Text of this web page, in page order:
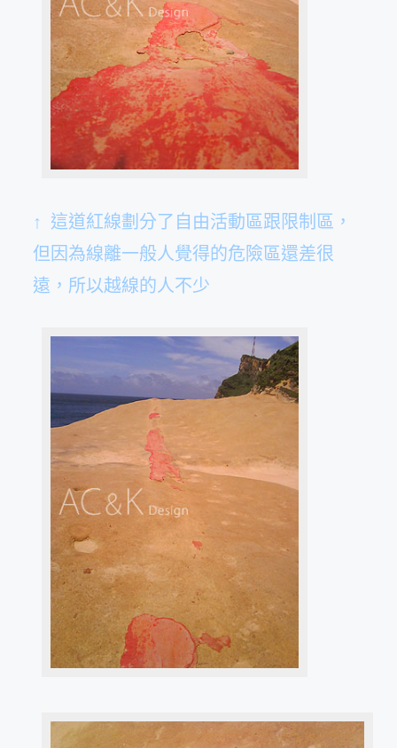
↑ 這道紅線劃分了自由活動區跟限制區，
但因為線離一般人覺得的危險區還差很
遠，所以越線的人不少